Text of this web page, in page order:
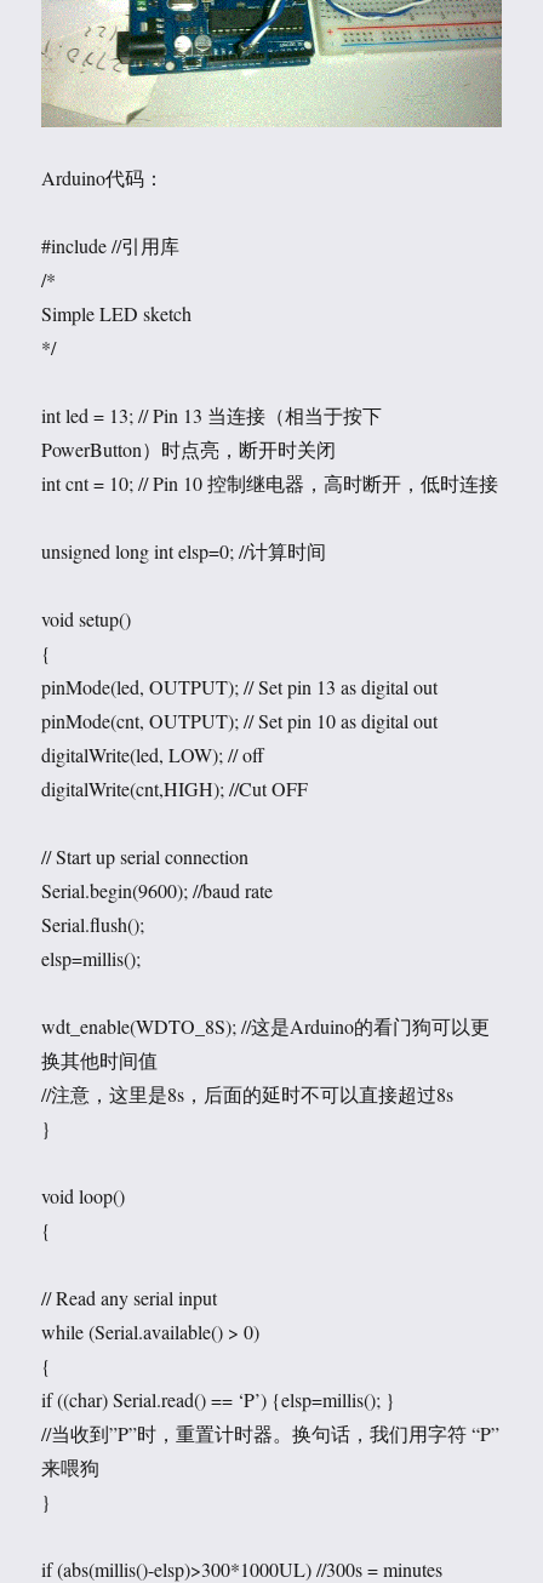
Arduino代码：
#include//引用库
/*
Simple LED sketch
*/
int led = 13; // Pin 13 当连接（相当于按下
PowerButton）时点亮，断开时关闭
int cnt = 10; // Pin 10 控制继电器，高时断开，低时连接
unsigned long int elsp=0; //计算时间
void setup()
{
pinMode(led, OUTPUT); // Set pin 13 as digital out
pinMode(cnt, OUTPUT); // Set pin 10 as digital out
digitalWrite(led, LOW); // off
digitalWrite(cnt,HIGH); //Cut OFF
// Start up serial connection
Serial.begin(9600); //baud rate
Serial.flush();
elsp=millis();
wdt_enable(WDTO_8S); //这是Arduino的看门狗可以更
换其他时间值
//注意，这里是8s，后面的延时不可以直接超过8s
}
void loop()
{
// Read any serial input
while (Serial.available() > 0)
{
if ((char) Serial.read() == ‘P’) {elsp=millis(); }
//当收到”P”时，重置计时器。换句话，我们用字符 “P”
来喂狗
}
if (abs(millis()-elsp)>300*1000UL) //300s = minutes